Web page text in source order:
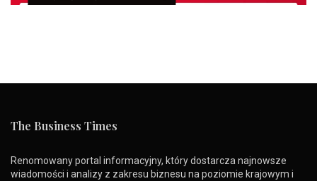
The Business Times
Renomowany portal informacyjny, który dostarcza najnowsze
wiadomości i analizy z zakresu biznesu na poziomie krajowym i